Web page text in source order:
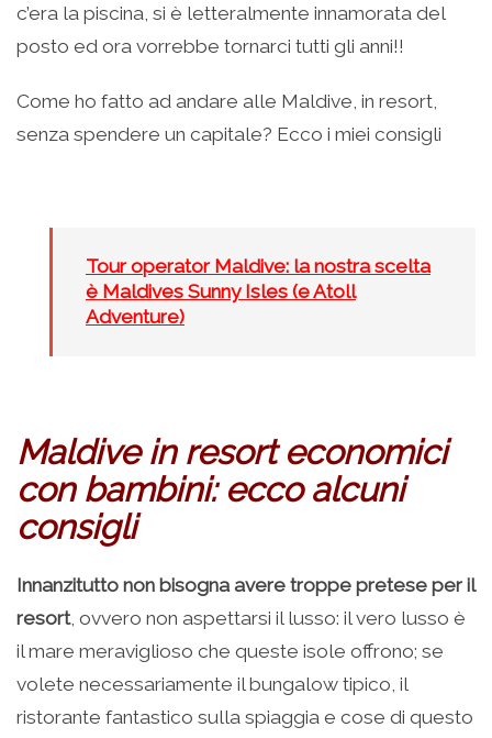
c’era la piscina, si è letteralmente innamorata del
posto ed ora vorrebbe tornarci tutti gli anni!!
Come ho fatto ad andare alle Maldive, in resort,
senza spendere un capitale? Ecco i miei consigli
Tour operator Maldive: la nostra scelta
è Maldives Sunny Isles (e Atoll
Adventure)
Maldive in resort economici
con bambini: ecco alcuni
consigli
Innanzitutto non bisogna avere troppe pretese per il
resort, ovvero non aspettarsi il lusso: il vero lusso è
il mare meraviglioso che queste isole offrono; se
volete necessariamente il bungalow tipico, il
ristorante fantastico sulla spiaggia e cose di questo